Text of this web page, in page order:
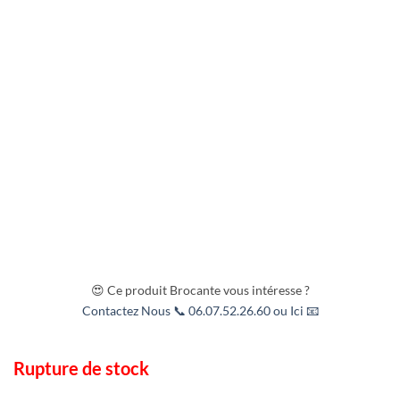
😍 Ce produit Brocante vous intéresse ?
Contactez Nous 📞 06.07.52.26.60 ou Ici 📧
Rupture de stock